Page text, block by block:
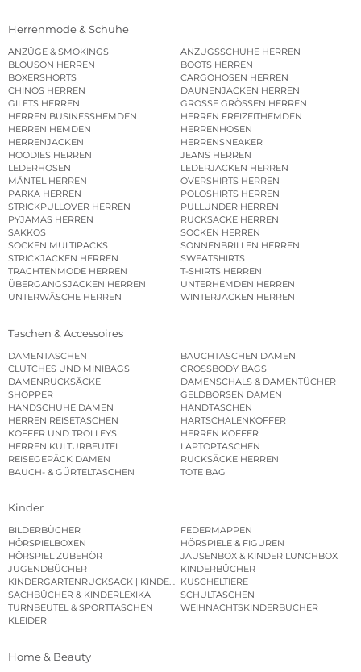
Herrenmode & Schuhe
ANZÜGE & SMOKINGS
ANZUGSSCHUHE HERREN
BLOUSON HERREN
BOOTS HERREN
BOXERSHORTS
CARGOHOSEN HERREN
CHINOS HERREN
DAUNENJACKEN HERREN
GILETS HERREN
GROSSE GRÖSSEN HERREN
HERREN BUSINESSHEMDEN
HERREN FREIZEITHEMDEN
HERREN HEMDEN
HERRENHOSEN
HERRENJACKEN
HERRENSNEAKER
HOODIES HERREN
JEANS HERREN
LEDERHOSEN
LEDERJACKEN HERREN
MÄNTEL HERREN
OVERSHIRTS HERREN
PARKA HERREN
POLOSHIRTS HERREN
STRICKPULLOVER HERREN
PULLUNDER HERREN
PYJAMAS HERREN
RUCKSÄCKE HERREN
SAKKOS
SOCKEN HERREN
SOCKEN MULTIPACKS
SONNENBRILLEN HERREN
STRICKJACKEN HERREN
SWEATSHIRTS
TRACHTENMODE HERREN
T-SHIRTS HERREN
ÜBERGANGSJACKEN HERREN
UNTERHEMDEN HERREN
UNTERWÄSCHE HERREN
WINTERJACKEN HERREN
Taschen & Accessoires
DAMENTASCHEN
BAUCHTASCHEN DAMEN
CLUTCHES UND MINIBAGS
CROSSBODY BAGS
DAMENRUCKSÄCKE
DAMENSCHALS & DAMENTÜCHER
SHOPPER
GELDBÖRSEN DAMEN
HANDSCHUHE DAMEN
HANDTASCHEN
HERREN REISETASCHEN
HARTSCHALENKOFFER
KOFFER UND TROLLEYS
HERREN KOFFER
HERREN KULTURBEUTEL
LAPTOPTASCHEN
REISEGEPÄCK DAMEN
RUCKSÄCKE HERREN
BAUCH- & GÜRTELTASCHEN
TOTE BAG
Kinder
BILDERBÜCHER
FEDERMAPPEN
HÖRSPIELBOXEN
HÖRSPIELE & FIGUREN
HÖRSPIEL ZUBEHÖR
JAUSENBOX & KINDER LUNCHBOX
JUGENDBÜCHER
KINDERBÜCHER
KINDERGARTENRUCKSACK | KINDERGARTENBEUTEL
KUSCHELTIERE
SACHBÜCHER & KINDERLEXIKA
SCHULTASCHEN
TURNBEUTEL & SPORTTASCHEN
WEIHNACHTSKINDERBÜCHER
KLEIDER
Home & Beauty